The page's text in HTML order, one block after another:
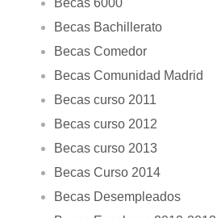
Becas 6000
Becas Bachillerato
Becas Comedor
Becas Comunidad Madrid
Becas curso 2011
Becas curso 2012
Becas curso 2013
Becas Curso 2014
Becas Desempleados